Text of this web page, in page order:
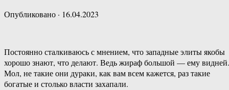
Опубликовано · 16.04.2023
Постоянно сталкиваюсь с мнением, что западные элиты якобы
хорошо знают, что делают. Ведь жираф большой — ему видней.
Мол, не такие они дураки, как вам всем кажется, раз такие
богатые и столько власти захапали.